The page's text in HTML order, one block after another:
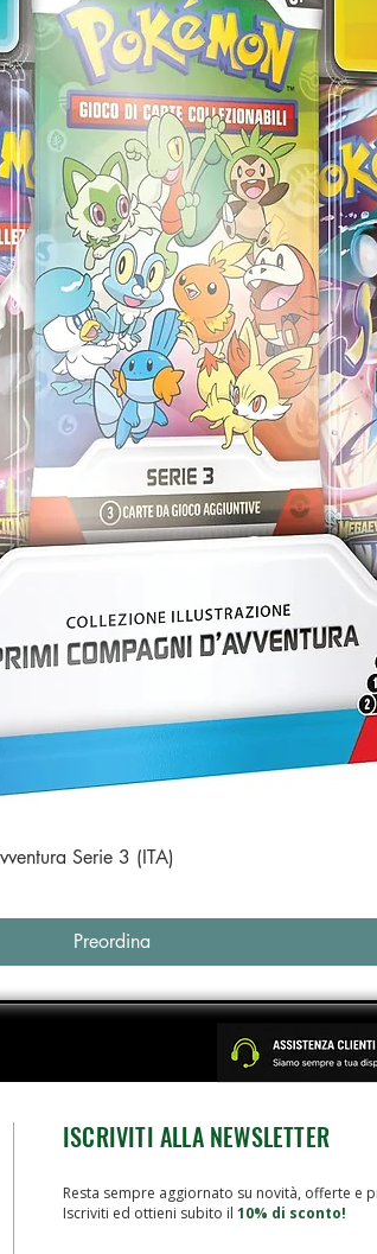
Vista rapida
Serie 3 (ITA)
Preordina
ISCRIVITI ALLA NEWSLETTER
Resta sempre aggiornato su novità, offerte e
Iscriviti ed ottieni subito il 10% di sconto!